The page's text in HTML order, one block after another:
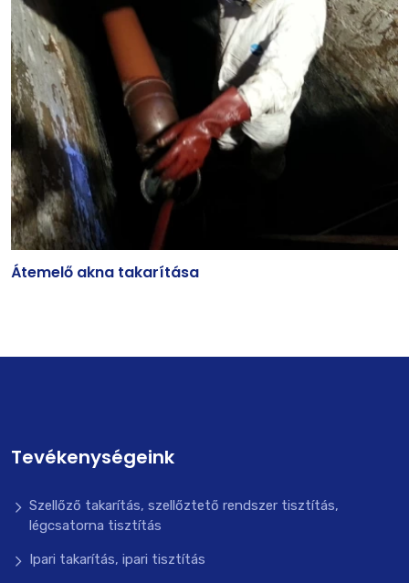
Átemelő akna takarítása
Tevékenységeink
Szellőző takarítás, szellőztető rendszer tisztítás,
légcsatorna tisztítás
Ipari takarítás, ipari tisztítás